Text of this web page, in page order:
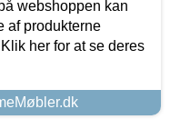
webshoppen kan
af produkterne
her for at se deres